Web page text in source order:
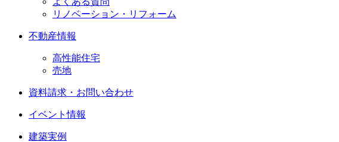
リノベーション・リフォーム
不動産情報
高性能住宅
売地
資料請求・お問い合わせ
イベント情報
建築実例